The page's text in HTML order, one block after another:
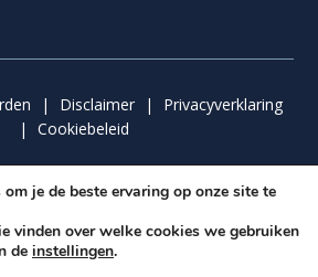
| Disclaimer |
Privacyverklaring
|
Cookiebeleid
De Molen | Ontwerp & Realisatie:
Ontwerp&Insomedia
je de beste ervaring op onze site te
vinden over welke cookies we gebruiken
de instellingen.